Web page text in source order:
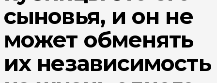
сыновья, и он не
может обменять
их независимость